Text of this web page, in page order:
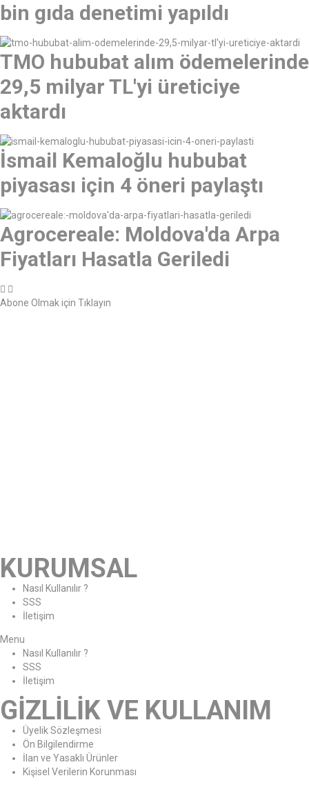
bin gıda denetimi yapıldı
TMO hububat alım ödemelerinde
29,5 milyar TL'yi üreticiye
aktardı
İsmail Kemaloğlu hububat
piyasası için 4 öneri paylaştı
Agrocereale: Moldova'da Arpa
Fiyatları Hasatla Geriledi
Abone Olmak için Tıklayın
KURUMSAL
Nasıl Kullanılır ?
SSS
İletişim
Menu
Nasıl Kullanılır ?
SSS
İletişim
GİZLİLİK VE KULLANIM
Üyelik Sözleşmesi
Ön Bilgilendirme
İlan ve Yasaklı Ürünler
Kişisel Verilerin Korunması